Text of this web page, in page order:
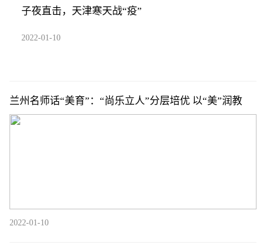
子夜直击，天津寒天战“疫”
2022-01-10
兰州名师话“美育”：“尚乐立人”分层培优 以“美”润教
2022-01-10